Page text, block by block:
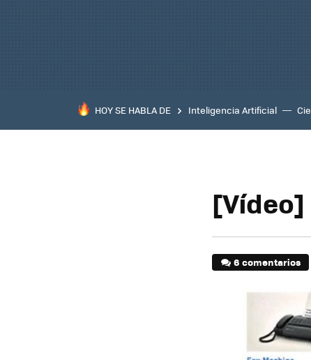
HOY SE HABLA DE Inteligencia Artificial
[Vídeo]
6 comentarios